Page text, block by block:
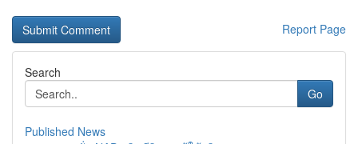
Report Page
Search
Go
Published News